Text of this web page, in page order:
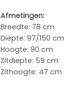
Afmetingen:
Breedte: 78 cm
Diepte: 97/150 cm
Hoogte: 90 cm
Zitdiepte: 59 cm
Zithoogte: 47 cm